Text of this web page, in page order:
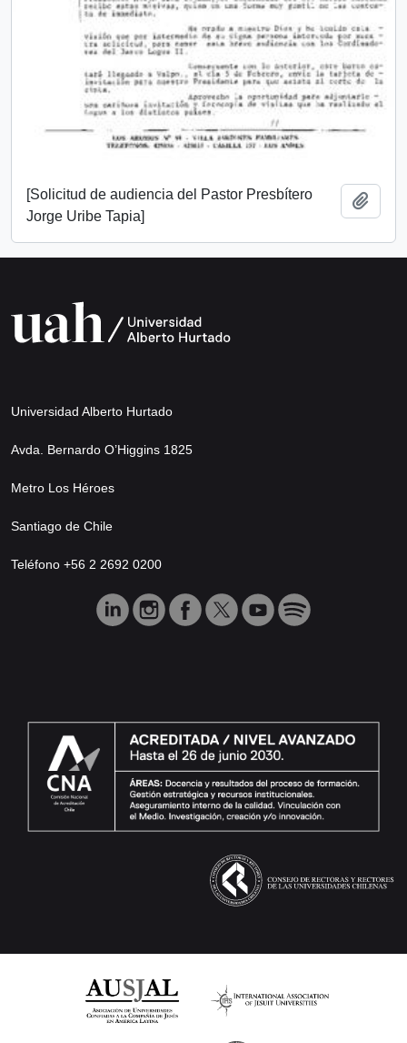
[Solicitud de audiencia del Pastor Presbítero
Jorge Uribe Tapia]
Universidad Alberto Hurtado
Avda. Bernardo O’Higgins 1825
Metro Los Héroes
Santiago de Chile
Teléfono +56 2 2692 0200